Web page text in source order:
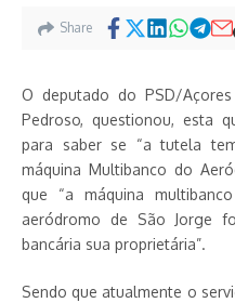
Share
O deputado do PSD/
Pedroso, questionou, esta
para saber se “a tutela
máquina Multibanco do
que “a máquina
aeródromo de São Jorge
bancária sua proprietária”.
Sendo que atualmente o